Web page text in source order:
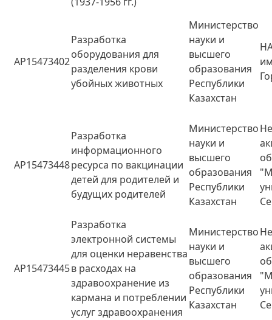
AP15473402
Разработка
оборудования для
разделения крови
убойных животных
Министерство
науки и
высшего
образования
Республики
Казахстан
AP15473448
Разработка
информационного
ресурса по вакцинации
детей для родителей и
будущих родителей
Министерство
науки и
высшего
образования
Республики
Казахстан
AP15473445
Разработка
электронной системы
для оценки неравенства
в расходах на
здравоохранение из
кармана и потреблении
услуг здравоохранения
Министерство
науки и
высшего
образования
Республики
Казахстан